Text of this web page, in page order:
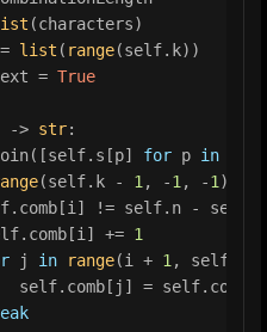
(characters)
list ( range(self.k))
=
True
-> str:
for p in
(self.k - 1 , -1 , -1 ):
!= self.n -
+=
1
j in range(i + 1 , self.k):
self.comb[j] =